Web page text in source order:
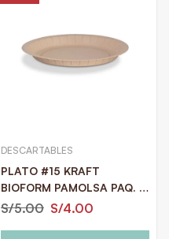
DESCARTABLES
PLATO #15 KRAFT
BIOFORM PAMOLSA PAQ. X
25U
S/5.00 S/4.00